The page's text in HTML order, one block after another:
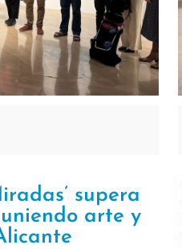
supera
arte y